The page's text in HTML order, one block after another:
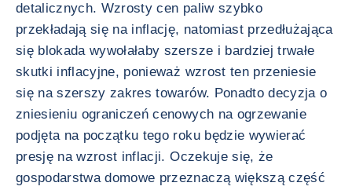
detalicznych. Wzrosty cen paliw szybko
przekładają się na inflację, natomiast przedłużająca
się blokada wywołałaby szersze i bardziej trwałe
skutki inflacyjne, ponieważ wzrost ten przeniesie
się na szerszy zakres towarów. Ponadto decyzja o
zniesieniu ograniczeń cenowych na ogrzewanie
podjęta na początku tego roku będzie wywierać
presję na wzrost inflacji. Oczekuje się, że
gospodarstwa domowe przeznaczą większą część